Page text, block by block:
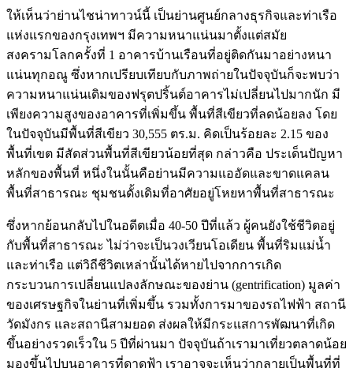
ให้เห็นว่าย่านไชน่าทาวน์นี้ เป็นย่านศูนย์กลางธุรกิจและท่าเรือ
แห่งแรกของกรุงเทพฯ มีความหนาแน่นมาตั้งแต่สมัย
สงครามโลกครั้งที่ 1 อาคารบ้านเรือนที่อยู่ติดกันมาอย่างหนา
แน่นทุกอณู ซึ่งหากเปรียบเทียบกับภาพถ่ายในปัจจุบันก็จะพบว่า
ความหนาแน่นเดิมของฟรุตปริ้นต์อาคารไม่เปลี่ยนไปมากนัก มี
เพียงความสูงของอาคารที่เพิ่มขึ้น พื้นที่สีเขียวที่ลดน้อยลง โดย
ในปัจจุบันมีพื้นที่สีเขียว 30,555 ตร.ม. คิดเป็นร้อยละ 2.15 ของ
พื้นที่เขต มีสัดส่วนพื้นที่สีเขียวน้อยที่สุด กล่าวคือ ประเด็นปัญหา
หลักของพื้นที่ หนึ่งในนั้นคือย่านมีความแออัดและขาดแคลน
พื้นที่สาธารณะ ชุมชนดั้งเดิมที่อาศัยอยู่โหยหาพื้นที่สาธารณะ
ซึ่งหากย้อนกลับไปในอดีตเมื่อ 40-50 ปีที่แล้ว ผู้คนยังใช้ชีวิตอยู่
กับพื้นที่สาธารณะ ไม่ว่าจะเป็นวงเวียนโอเดียน พื้นที่ริมแม่น้ำ
และท่าเรือ แต่วิถีชีวิตเหล่านั้นได้หายไปจากการเกิด
กระบวนการเปลี่ยนแปลงลักษณะของย่าน (gentrification) มูลค่า
ของเศรษฐกิจในย่านที่เพิ่มขึ้น รวมทั้งการมาของรถไฟฟ้า สถานี
วัดมังกร และสถานีสามยอด ส่งผลให้มีกระแสการพัฒนาที่เกิด
ขึ้นอย่างรวดเร็วใน 5 ปีที่ผ่านมา ปัจจุบันถ้าเรามาเที่ยวตลาดน้อย
มองขึ้นไปบนอาคารที่ดาดฟ้า เราอาจจะเห็นว่ากลายเป็นพื้นที่ที่